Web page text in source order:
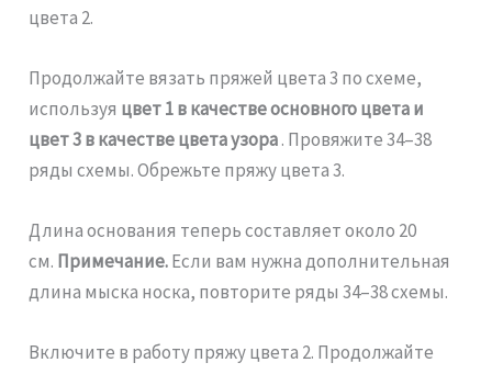
цвета 2.
Продолжайте вязать пряжей цвета 3 по схеме,
используя цвет 1 в качестве основного цвета и
цвет 3 в качестве цвета узора. Провяжите 34–38
ряды схемы. Обрежьте пряжу цвета 3.
Длина основания теперь составляет около 20
см. Примечание.Если вам нужна дополнительная
длина мыска носка, повторите ряды 34–38 схемы.
Включите в работу пряжу цвета 2. Продолжайте